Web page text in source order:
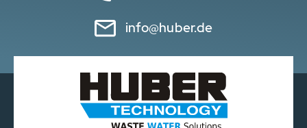
info@huber.de